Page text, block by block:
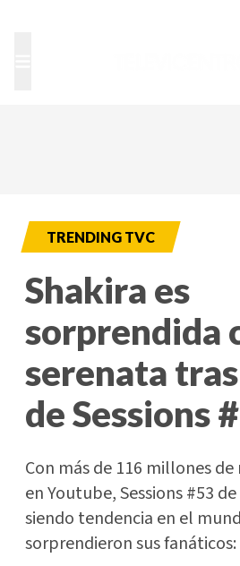
TRENDING TVC
Shakira es
sorprendida
serenata
de Sessions
Con más de 116 millones
en Youtube, Sessions #53
siendo tendencia en el
sorprendieron sus fanáticos: